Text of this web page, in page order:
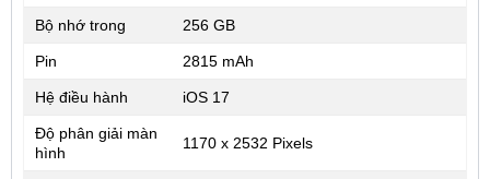
Bộ nhớ trong 256 GB
Pin 2815 mAh
Hệ điều hành iOS 17
Độ phân giải màn
hình
1170 x 2532 Pixels